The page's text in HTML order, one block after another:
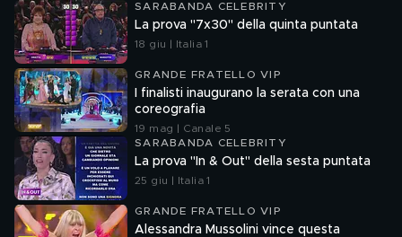
SARABANDA CELEBRITY
La prova "7x30" della quinta puntata
18 giu | Italia 1
GRANDE FRATELLO VIP
I finalisti inaugurano la serata con una
coreografia
19 mag | Canale 5
SARABANDA CELEBRITY
La prova "In & Out" della sesta puntata
25 giu | Italia 1
GRANDE FRATELLO VIP
Alessandra Mussolini vince questa